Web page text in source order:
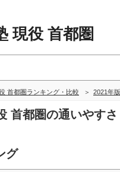
現役 首都圏
首都圏ランキング・比較 2021年版
首都圏の通いやす
グ